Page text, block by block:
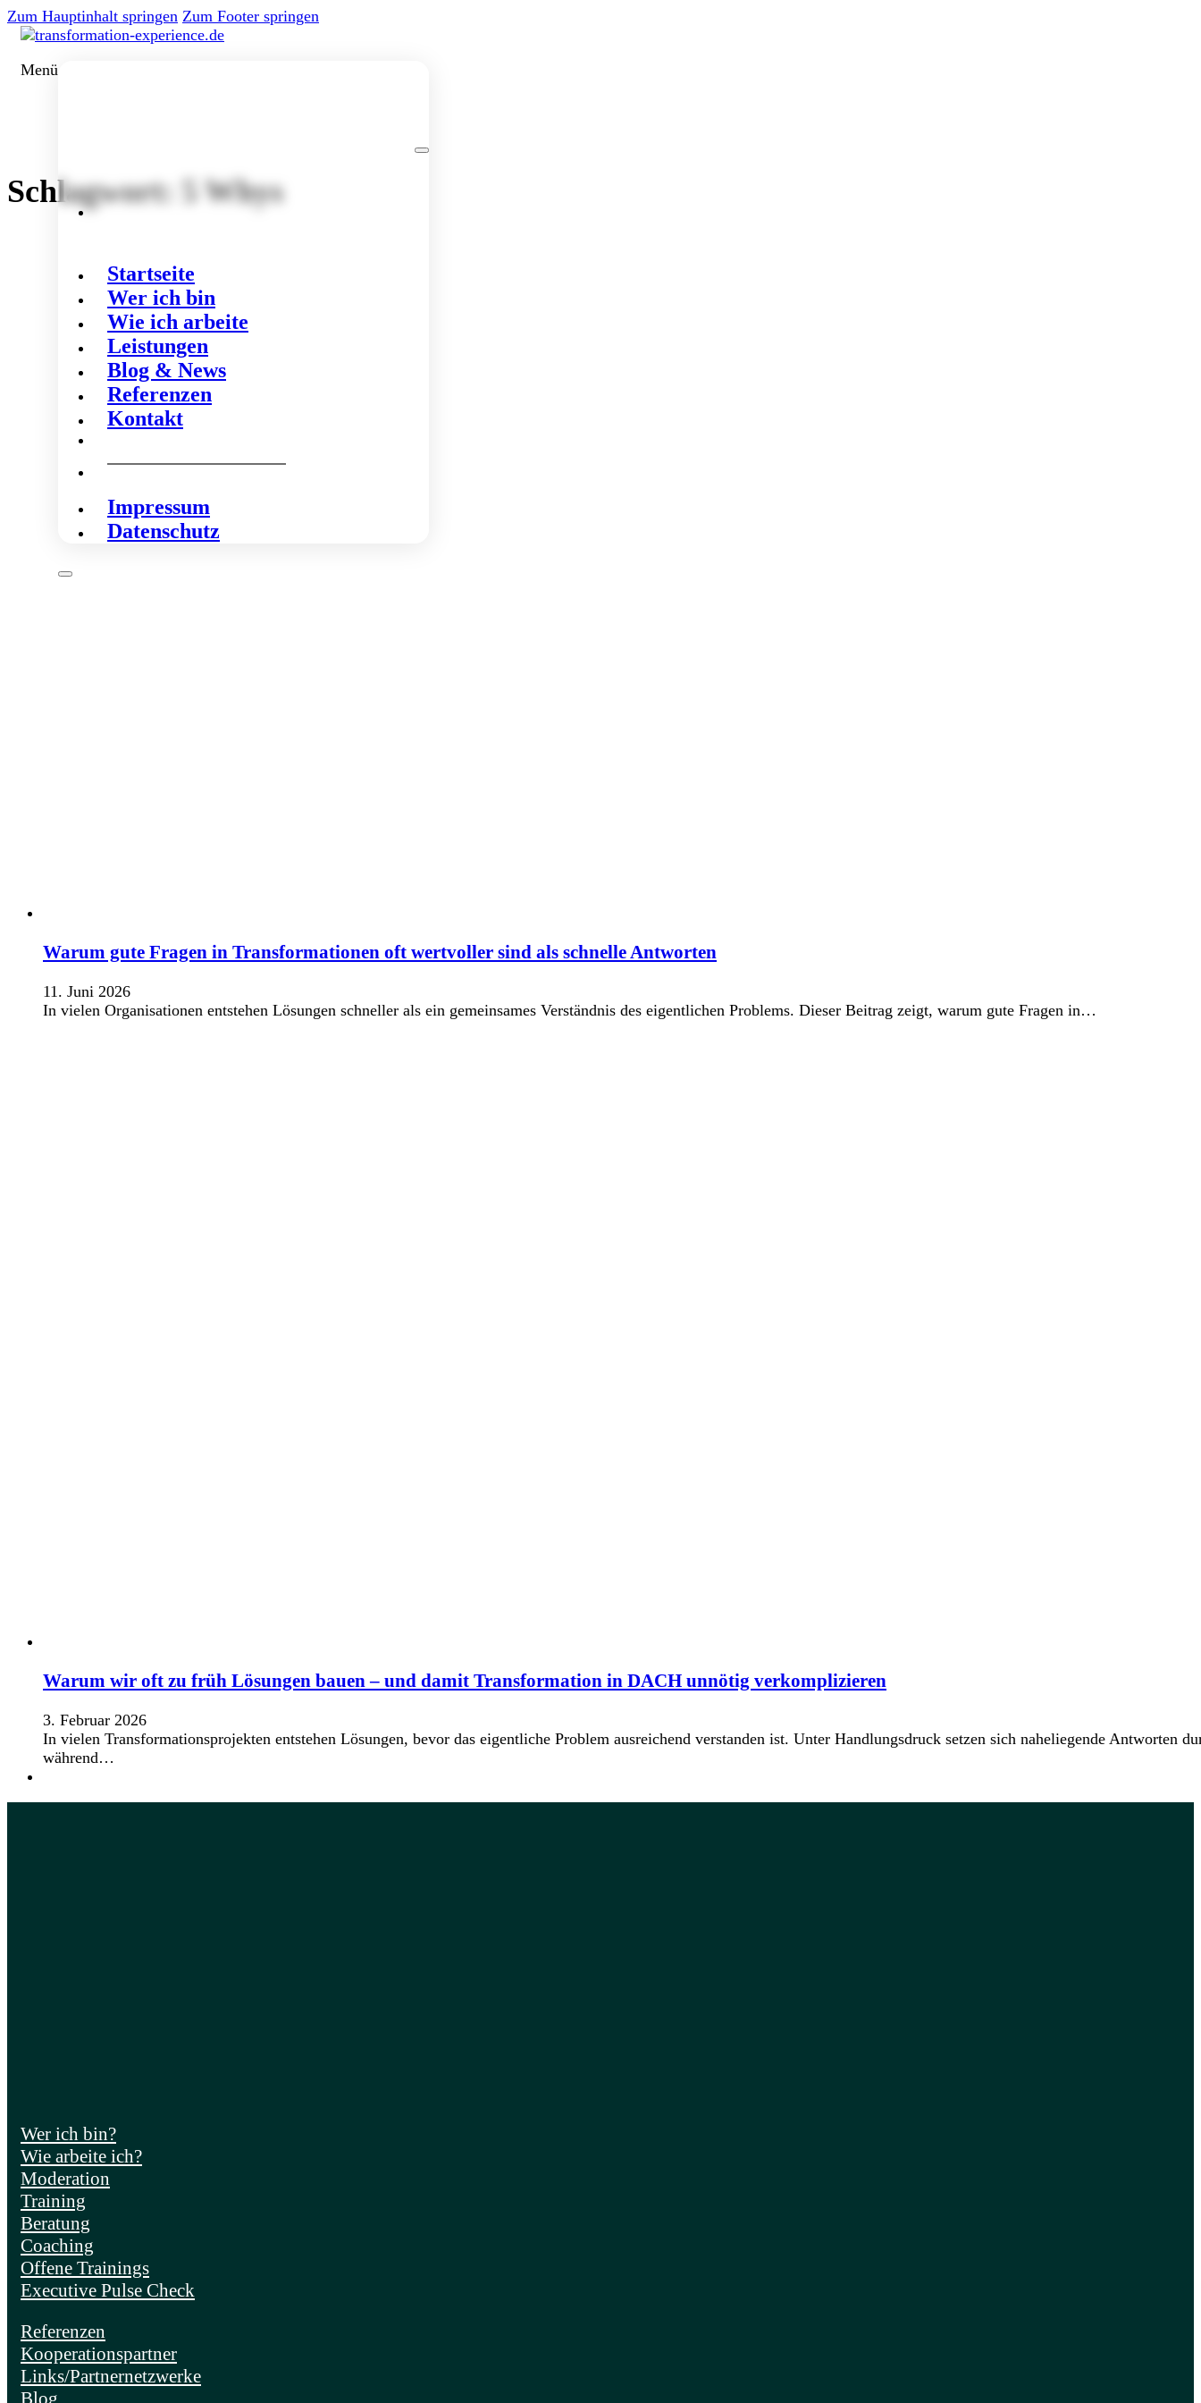
Zum Hauptinhalt springen Zum Footer springen
Menü
Startseite
Wer ich bin
Wie ich arbeite
Leistungen
Blog & News
Referenzen
Kontakt
Impressum
Datenschutz
Schlagwort: 5 Whys
Warum gute Fragen in Transformationen oft wertvoller sind als schnelle Antworten
11. Juni 2026
In vielen Organisationen entstehen Lösungen schneller als ein gemeinsames Verständnis des eigentlichen Problems. Dieser Beitrag zeigt, warum gute Fragen in…
Warum wir oft zu früh Lösungen bauen – und damit Transformation in DACH unnötig verkomplizieren
3. Februar 2026
In vielen Transformationsprojekten entstehen Lösungen, bevor das eigentliche Problem ausreichend verstanden ist. Unter Handlungsdruck setzen sich naheliegende Antworten
während…
Wer ich bin?
Wie arbeite ich?
Moderation
Training
Beratung
Coaching
Offene Trainings
Executive Pulse Check
Referenzen
Kooperationspartner
Links/Partnernetzwerke